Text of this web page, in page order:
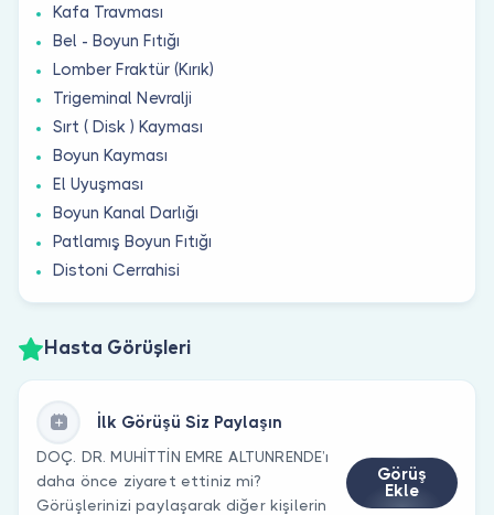
Kafa Travması
Bel - Boyun Fıtığı
Lomber Fraktür (Kırık)
Trigeminal Nevralji
Sırt ( Disk ) Kayması
Boyun Kayması
El Uyuşması
Boyun Kanal Darlığı
Patlamış Boyun Fıtığı
Distoni Cerrahisi
Hasta Görüşleri
İlk Görüşü Siz Paylaşın
DOÇ. DR. MUHİTTİN EMRE ALTUNRENDE’ı
daha önce ziyaret ettiniz mi?
Görüşlerinizi paylaşarak diğer kişilerin
Görüş
Ekle